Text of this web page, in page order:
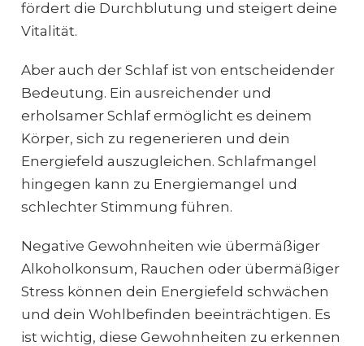
fördert die Durchblutung und steigert deine
Vitalität.
Aber auch der Schlaf ist von entscheidender
Bedeutung. Ein ausreichender und
erholsamer Schlaf ermöglicht es deinem
Körper, sich zu regenerieren und dein
Energiefeld auszugleichen. Schlafmangel
hingegen kann zu Energiemangel und
schlechter Stimmung führen.
Negative Gewohnheiten wie übermäßiger
Alkoholkonsum, Rauchen oder übermäßiger
Stress können dein Energiefeld schwächen
und dein Wohlbefinden beeinträchtigen. Es
ist wichtig, diese Gewohnheiten zu erkennen